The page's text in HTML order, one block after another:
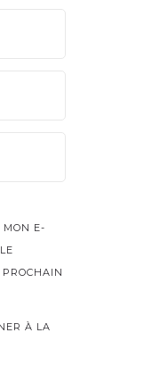
MON E-
À LA